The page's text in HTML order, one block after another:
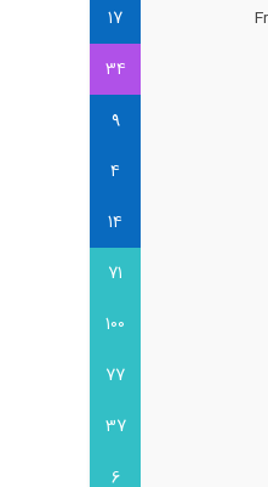
17
34
9
4
14
71
100
77
37
6